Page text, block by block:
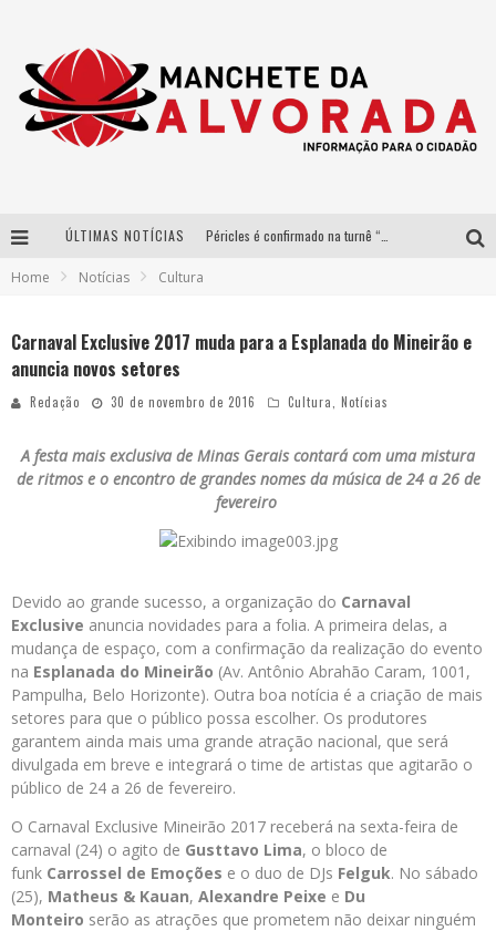
ÚLTIMAS NOTÍCIAS
Home Notícias Cultura
Carnaval Exclusive 2017 muda para a Esplanada do Mineirão e
anuncia novos setores
Redação 30 de novembro de 2016 Cultura Notícias
A festa mais exclusiva de Minas Gerais contará com uma mistura
de ritmos e o encontro de grandes nomes da música de 24 a 26 de
fevereiro
Devido ao grande sucesso, a organização do Carnaval
Exclusive anuncia novidades para a folia. A primeira delas, a
mudança de espaço, com a confirmação da realização do evento
na Esplanada do Mineirão (Av. Antônio Abrahão Caram, 1001,
Pampulha, Belo Horizonte). Outra boa notícia é a criação de mais
setores para que o público possa escolher. Os produtores
garantem ainda mais uma grande atração nacional, que será
divulgada em breve e integrará o time de artistas que agitarão o
público de 24 a 26 de fevereiro.
O Carnaval Exclusive Mineirão 2017 receberá na sexta-feira de
carnaval (24) o agito de Gusttavo Lima, o bloco de
funk Carrossel de Emoções e o duo de DJs Felguk. No sábado
(25), Matheus & Kauan, Alexandre Peixe e Du
Monteiro serão as atrações que prometem não deixar ninguém